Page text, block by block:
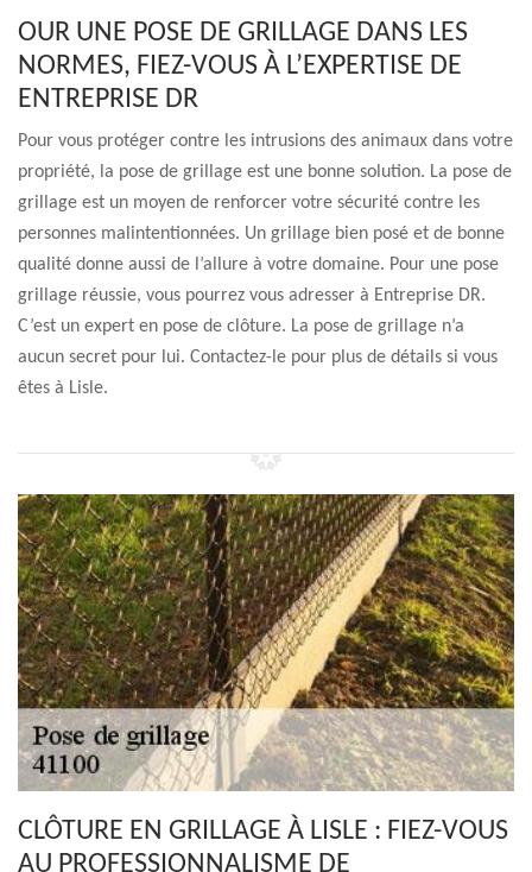
OUR UNE POSE DE GRILLAGE DANS LES
NORMES, FIEZ-VOUS À L’EXPERTISE DE
ENTREPRISE DR
Pour vous protéger contre les intrusions des animaux dans votre
propriété, la pose de grillage est une bonne solution. La pose de
grillage est un moyen de renforcer votre sécurité contre les
personnes malintentionnées. Un grillage bien posé et de bonne
qualité donne aussi de l’allure à votre domaine. Pour une pose
grillage réussie, vous pourrez vous adresser à Entreprise DR.
C’est un expert en pose de clôture. La pose de grillage n’a
aucun secret pour lui. Contactez-le pour plus de détails si vous
êtes à Lisle.
CLÔTURE EN GRILLAGE À LISLE : FIEZ-VOUS
AU PROFESSIONNALISME DE